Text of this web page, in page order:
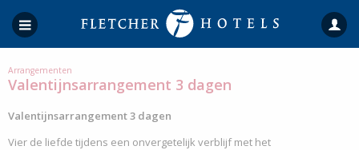
Arrangementen
Valentijnsarrangement 3 dagen
Valentijnsarrangement 3 dagen
Vier de liefde tijdens een onvergetelijk verblijf met het